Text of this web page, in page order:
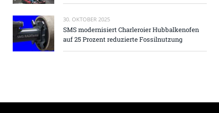
30. OKTOBER 2025
SMS modernisiert Charleroier Hubbalkenofen
auf 25 Prozent reduzierte Fossilnutzung